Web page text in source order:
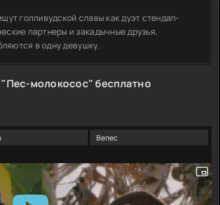
голливудской славы как дуэт стендап-
партнеры и закадычные друзья,
в одну девушку.
молокосос" бесплатно
Велес